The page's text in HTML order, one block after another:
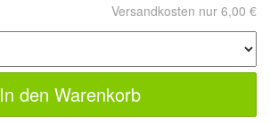
Versandkosten nur 6,00 €
In den Warenkorb